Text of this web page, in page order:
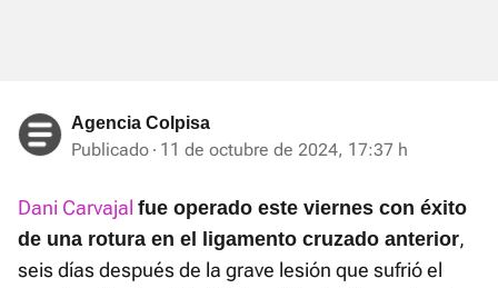
Agencia Colpisa
Publicado 11 de octubre de 2024, 17:37 h
Dani Carvajal fue operado este viernes con éxito
de una rotura en el ligamento cruzado anterior,
seis días después de la grave lesión que sufrió el